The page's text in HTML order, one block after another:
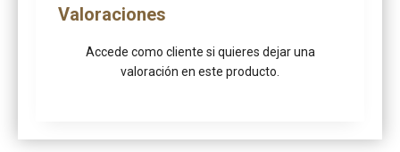
Valoraciones
Accede como cliente si quieres dejar una
valoración en este producto.